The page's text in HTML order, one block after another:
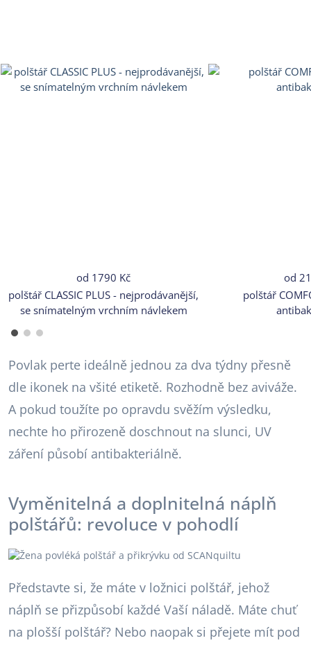
od 1790 Kč
polštář CLASSIC PLUS - nejprodávanější,
se snímatelným vrchním návlekem
od
polštář
Povlak perte ideálně jednou za dva týdny přesně
dle ikonek na všité etiketě. Rozhodně bez aviváže.
A pokud toužíte po opravdu svěžím výsledku,
nechte ho přirozeně doschnout na slunci, UV
záření působí antibakteriálně.
Vyměnitelná a doplnitelná náplň
polštářů: revoluce v pohodlí
Představte si, že máte v ložnici polštář, jehož
náplň se přizpůsobí každé Vaší náladě. Máte chuť
na plošší polštář? Nebo naopak si přejete mít pod